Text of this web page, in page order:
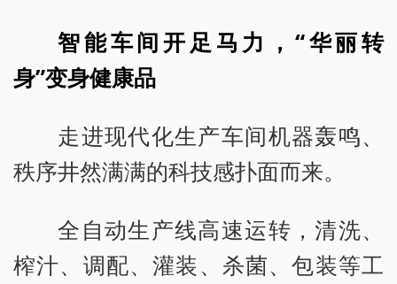
智能车间开足马力，“华丽转
身”变身健康品
走进现代化生产车间机器轰鸣、
秩序井然满满的科技感扑面而来。
全自动生产线高速运转，清洗、
榨汁、调配、灌装、杀菌、包装等工